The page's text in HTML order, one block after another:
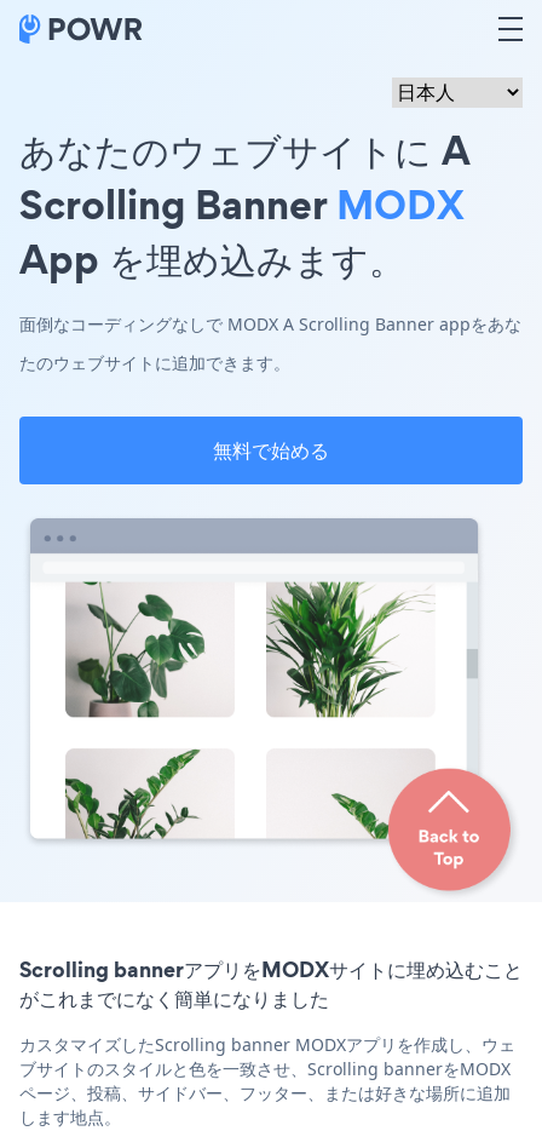
あなたのウェブサイトに A
Scrolling BannerMODX
App を埋め込みます。
面倒なコーディングなしで MODX A Scrolling Banner appをあな
たのウェブサイトに追加できます。
無料で始める
Scrolling bannerアプリをMODXサイトに埋め込むこと
がこれまでになく簡単になりました
カスタマイズしたScrolling banner MODXアプリを作成し、ウェ
ブサイトのスタイルと色を一致させ、Scrolling bannerをMODX
ページ、投稿、サイドバー、フッター、または好きな場所に追加
します地点。